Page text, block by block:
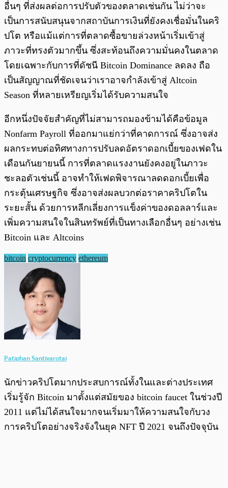
อื่นๆ ที่ส่งผลต่อการปรับตัวของตลาดเช่นกัน ไม่ว่าจะ
เป็นการสนับสนุนจากสถาบันการเงินที่ยังคงเชื่อมั่นในคริ
ปโต หรือแม้แต่การที่ตลาดซื้อขายล่วงหน้าเริ่มเข้าสู่
ภาวะที่ทรงตัวมากขึ้น ซึ่งสะท้อนถึงความมั่นคงในตลาด
โดยเฉพาะกับการที่ดัชนี Bitcoin Dominance ลดลง ถือ
เป็นสัญญาณที่ชัดเจนว่าเราอาจกำลังเข้าสู่ Altcoin
Season ที่หลายเหรียญเริ่มได้รับความสนใจ
อีกหนึ่งปัจจัยสำคัญที่ไม่สามารถมองข้ามได้คือข้อมูล
Nonfarm Payroll ที่ออกมาแย่กว่าที่คาดการณ์ ซึ่งอาจส่ง
ผลกระทบต่อทิศทางการปรับลดอัตราดอกเบี้ยของเฟดใน
เดือนกันยายนนี้ การที่ตลาดแรงงานยังคงอยู่ในภาวะ
ชะลอตัวเช่นนี้ อาจทำให้เฟดพิจารณาลดดอกเบี้ยเพื่อ
กระตุ้นเศรษฐกิจ ซึ่งอาจส่งผลบวกต่อราคาคริปโตใน
ระยะสั้น ด้วยการหลีกเลี่ยงการแข็งค่าของดอลลาร์และ
เพิ่มความสนใจในสินทรัพย์ที่เป็นทางเลือกอื่นๆ อย่างเช่น
Bitcoin และ Altcoins
bitcoin cryptocurrency ethereum
Patiphan Santivarotai
นักข่าวคริปโตมากประสบการณ์ทั้งในและต่างประเทศ
เริ่มรู้จัก Bitcoin มาตั้งแต่สมัยของ bitcoin faucet ในช่วงปี
2011 แต่ไม่ได้สนใจมากจนเริ่มมาให้ความสนใจกับวง
การคริปโตอย่างจริงจังในยุค NFT ปี 2021 จนถึงปัจจุบัน